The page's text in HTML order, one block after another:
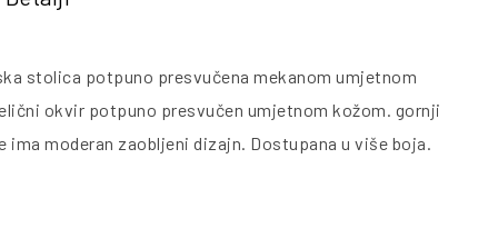
stolica potpuno presvučena mekanom umjetnom
okvir potpuno presvučen umjetnom kožom. gornji
ima moderan zaobljeni dizajn. Dostupana u više boja.